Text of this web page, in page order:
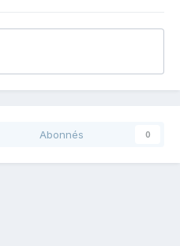
Abonnés 0